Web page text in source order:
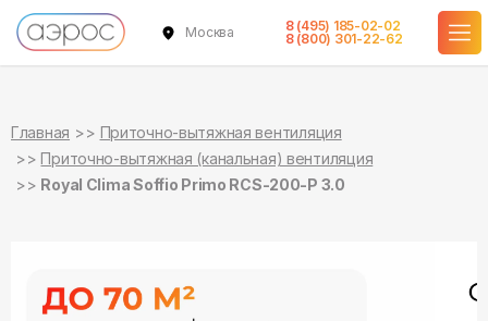
Москва
8 (495) 185-02-02
8 (800) 301-22-62
Главная
Приточно-вытяжная вентиляция
Приточно-вытяжная (канальная) вентиляция
Royal Clima Soffio Primo RCS-200-P 3.0
в наличии
в наличии
в наличии
в наличии
в наличии
в наличии
в наличии